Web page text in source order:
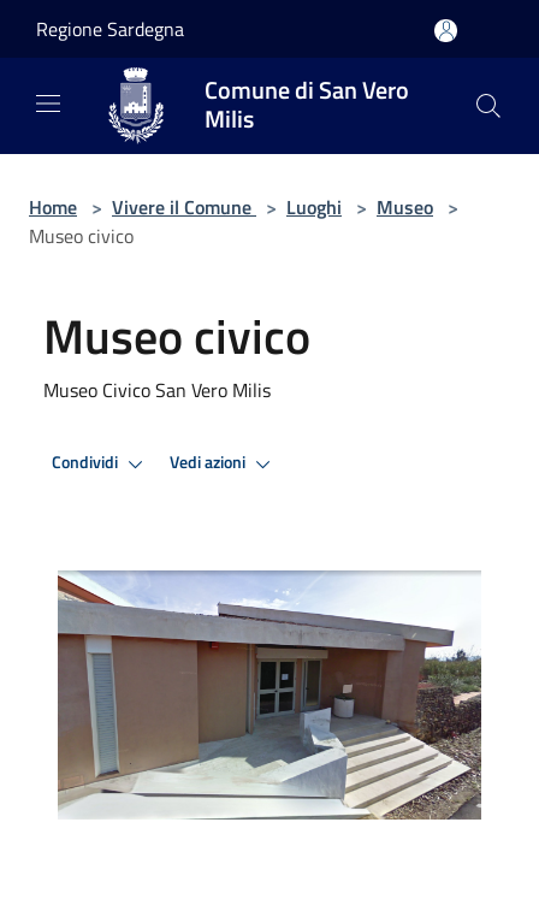
Regione Sardegna
Comune di San Vero
Milis
Home > Vivere il Comune > Luoghi > Museo >
Museo civico
Museo civico
Museo Civico San Vero Milis
Condividi Vedi azioni